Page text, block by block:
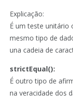
Explicação:
É um teste unitário
mesmo tipo de
una cadeia de
strictEqual():
É outro tipo de
na veracidade dos